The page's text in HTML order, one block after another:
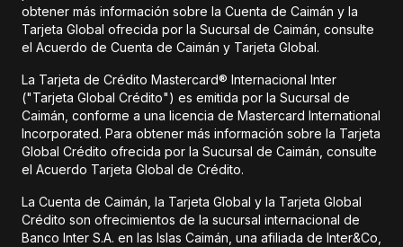
obtener más información sobre la Cuenta de Caimán y la
Tarjeta Global ofrecida por la Sucursal de Caimán, consulte
el Acuerdo de Cuenta de Caimán y Tarjeta Global.
La Tarjeta de Crédito Mastercard® Internacional Inter
("Tarjeta Global Crédito") es emitida por la Sucursal de
Caimán, conforme a una licencia de Mastercard International
Incorporated. Para obtener más información sobre la Tarjeta
Global Crédito ofrecida por la Sucursal de Caimán, consulte
el Acuerdo Tarjeta Global de Crédito.
La Cuenta de Caimán, la Tarjeta Global y la Tarjeta Global
Crédito son ofrecimientos de la sucursal internacional de
Banco Inter S.A. en las Islas Caimán, una afiliada de Inter&Co,